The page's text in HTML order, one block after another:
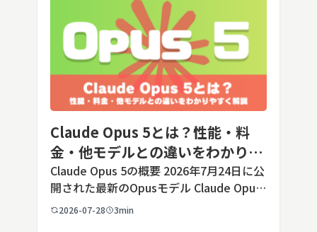
Claude Opus 5とは？性能・料
金・他モデルとの違いをわかりや
すく解説
Claude Opus 5の概要 2026年7月24日に公
開された最新のOpusモデル Claude Opus
5は、米国のAI企業Anthropic（アンソロピ
2026-07-28 3min